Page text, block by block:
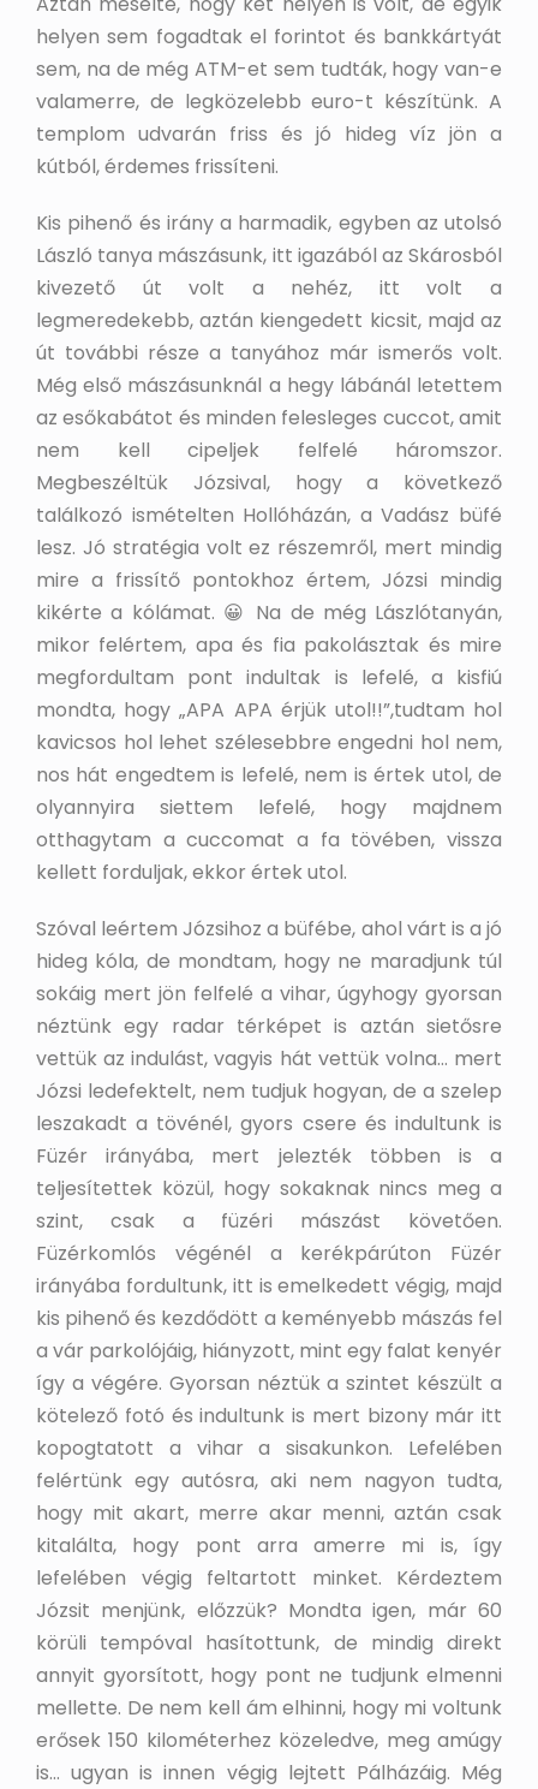
helyen sem fogadtak el forintot és bankkártyát
sem, na de még ATM-et sem tudták, hogy van-e
valamerre, de legközelebb euro-t készítünk. A
templom udvarán friss és jó hideg víz jön a
kútból, érdemes frissíteni.
Kis pihenő és irány a harmadik, egyben az utolsó
László tanya mászásunk, itt igazából az Skárosból
kivezető út volt a nehéz, itt volt a
legmeredekebb, aztán kiengedett kicsit, majd az
út további része a tanyához már ismerős volt.
Még első mászásunknál a hegy lábánál letettem
az esőkabátot és minden felesleges cuccot, amit
nem kell cipeljek felfelé háromszor.
Megbeszéltük Józsival, hogy a következő
találkozó ismételten Hollóházán, a Vadász büfé
lesz. Jó stratégia volt ez részemről, mert mindig
mire a frissítő pontokhoz értem, Józsi mindig
kikérte a kólámat. 😀 Na de még Lászlótanyán,
mikor felértem, apa és fia pakolásztak és mire
megfordultam pont indultak is lefelé, a kisfiú
mondta, hogy „APA APA érjük utol!!”,tudtam hol
kavicsos hol lehet szélesebbre engedni hol nem,
nos hát engedtem is lefelé, nem is értek utol, de
olyannyira siettem lefelé, hogy majdnem
otthagytam a cuccomat a fa tövében, vissza
kellett forduljak, ekkor értek utol.
Szóval leértem Józsihoz a büfébe, ahol várt is a jó
hideg kóla, de mondtam, hogy ne maradjunk túl
sokáig mert jön felfelé a vihar, úgyhogy gyorsan
néztünk egy radar térképet is aztán sietősre
vettük az indulást, vagyis hát vettük volna… mert
Józsi ledefektelt, nem tudjuk hogyan, de a szelep
leszakadt a tövénél, gyors csere és indultunk is
Füzér irányába, mert jelezték többen is a
teljesítettek közül, hogy sokaknak nincs meg a
szint, csak a füzéri mászást követően.
Füzérkomlós végénél a kerékpárúton Füzér
irányába fordultunk, itt is emelkedett végig, majd
kis pihenő és kezdődött a keményebb mászás fel
a vár parkolójáig, hiányzott, mint egy falat kenyér
így a végére. Gyorsan néztük a szintet készült a
kötelező fotó és indultunk is mert bizony már itt
kopogtatott a vihar a sisakunkon. Lefelében
felértünk egy autósra, aki nem nagyon tudta,
hogy mit akart, merre akar menni, aztán csak
kitalálta, hogy pont arra amerre mi is, így
lefelében végig feltartott minket. Kérdeztem
Józsit menjünk, előzzük? Mondta igen, már 60
körüli tempóval hasítottunk, de mindig direkt
annyit gyorsított, hogy pont ne tudjunk elmenni
mellette. De nem kell ám elhinni, hogy mi voltunk
erősek 150 kilométerhez közeledve, meg amúgy
is… ugyan is innen végig lejtett Pálházáig. Még